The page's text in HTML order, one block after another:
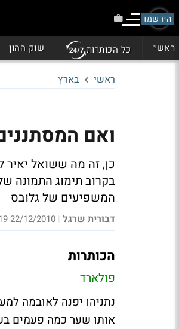
הירשמו
ראשי כל הכותרות שוק ההון
ראשי בארץ
ואם
כן, זה מה ששואל
המשפיעים של גלובס
דבורית שרגל |
22/12/2010 12:19
הכותרות
פולארד
נתניהו יפנה לאובמה
אותו שער כמה פעמים